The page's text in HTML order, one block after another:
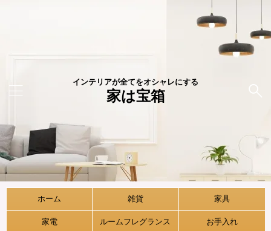
インテリアが全てをオシャレにする
家は宝箱
ホーム 雑貨 家具
家電 ルームフレグランス お手入れ